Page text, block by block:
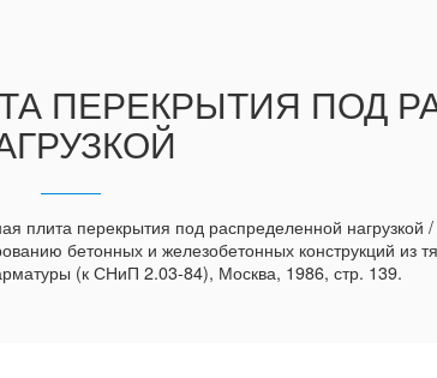
ПЕРЕКРЫТИЯ ПОД
перекрытия под распределенной нагрузкой
бетонных и железобетонных конструкций из
(к СНиП 2.03-84), Москва, 1986, стр. 139.